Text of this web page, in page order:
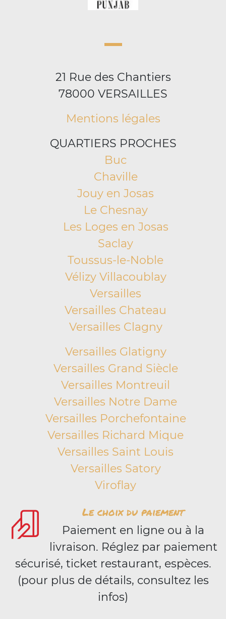
21 Rue des Chantiers
78000 VERSAILLES
Mentions légales
QUARTIERS PROCHES
Buc
Chaville
Jouy en Josas
Le Chesnay
Les Loges en Josas
Saclay
Toussus-le-Noble
Vélizy Villacoublay
Versailles
Versailles Chateau
Versailles Clagny
Versailles Glatigny
Versailles Grand Siècle
Versailles Montreuil
Versailles Notre Dame
Versailles Porchefontaine
Versailles Richard Mique
Versailles Saint Louis
Versailles Satory
Viroflay
Le choix du paiement
Paiement en ligne ou à la
livraison. Réglez par paiement
sécurisé, ticket restaurant, espèces.
(pour plus de détails, consultez les
infos)